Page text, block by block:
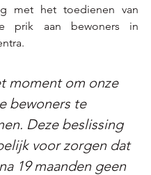
met het toedienen van
prik aan bewoners in
moment om onze
bewoners te
Deze beslissing
voor zorgen dat
19 maanden geen